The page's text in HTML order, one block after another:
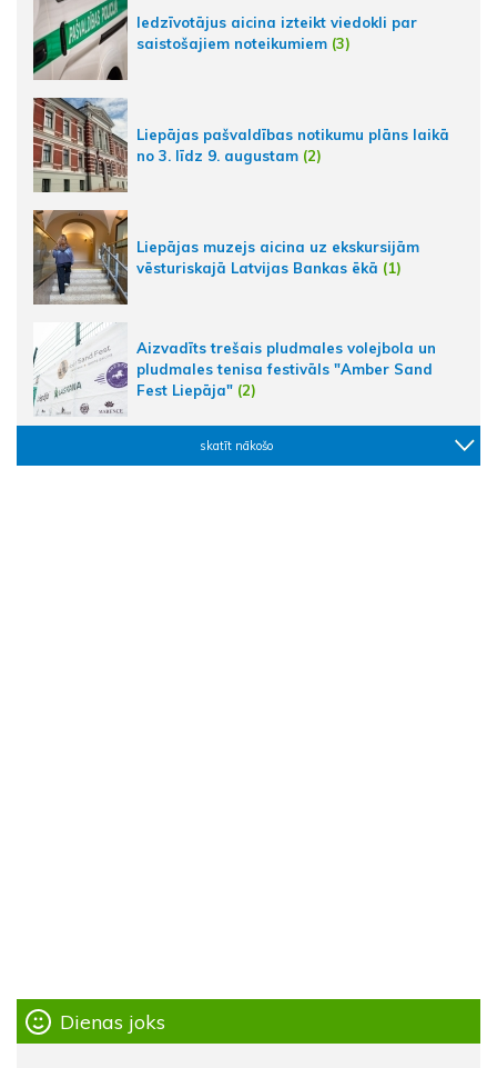
Iedzīvotājus aicina izteikt viedokli par
saistošajiem noteikumiem (3)
Liepājas pašvaldības notikumu plāns laikā
no 3. līdz 9. augustam (2)
Liepājas muzejs aicina uz ekskursijām
vēsturiskajā Latvijas Bankas ēkā (1)
Aizvadīts trešais pludmales volejbola un
pludmales tenisa festivāls "Amber Sand
Fest Liepāja" (2)
skatīt nākošo
Dienas joks